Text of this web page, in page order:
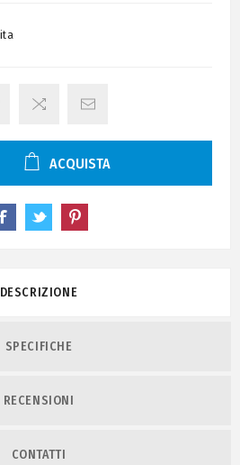
ACQUISTA
DESCRIZIONE
SPECIFICHE
RECENSIONI
CONTATTI